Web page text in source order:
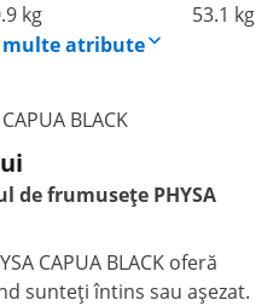
kg
53.1 kg
multe atribute
BLACK
de frumusețe PHYSA
CAPUA BLACK oferă
sunteți întins sau așezat.